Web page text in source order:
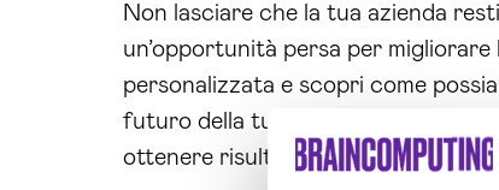
Non lasciare che la tua azienda
un’opportunità persa per
personalizzata e scopri come
futuro della tua azienda inizia ora
ottenere risultati concreti.